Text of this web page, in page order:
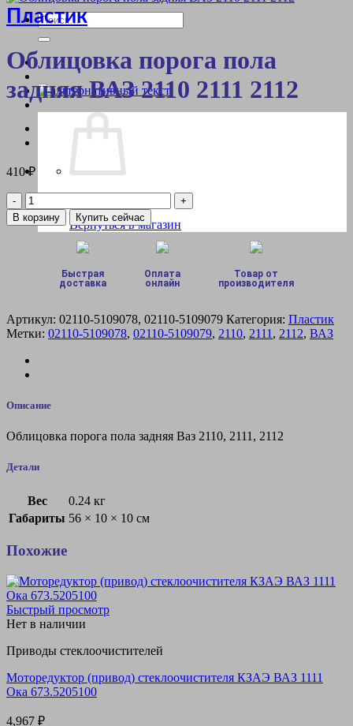
Искать:
Корзина пуста.
Вернуться в магазин
Пластик
Облицовка порога пола
задняя ВАЗ 2110 2111 2112
410₽
Количество
товара
Облицовка
2112
В корзину Купить сейчас
Быстрая
доставка
Оплата
онлайн
Товар от
производителя
Артикул: 02110-5109078, 02110-5109079 Категория: Пластик
Метки: 02110-5109078, 02110-5109079, 2110, 2111 , 2112, ВАЗ
Описание
Облицовка порога пола задняя Ваз 2110, 2111, 2112
Детали
Вес
0.24 кг
Габариты 56 × 10 × 10 см
Похожие
Быстрый просмотр
Нет в наличии
Приводы стеклоочистителей
Моторедуктор (привод) стеклоочистителя КЗАЭ ВАЗ 1111
Ока 673.5205100
4,967 ₽